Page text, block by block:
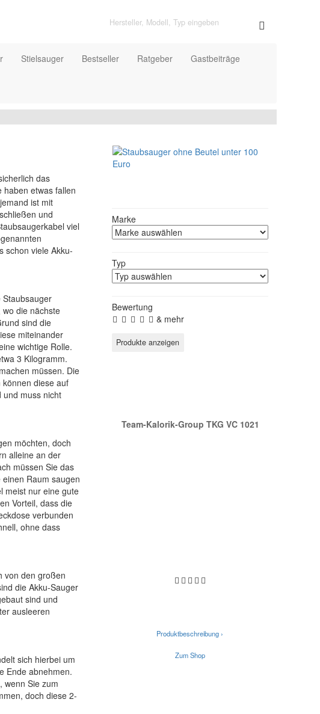
Stielsauger Bestseller Ratgeber Gastbeiträge
das
haben etwas fallen
ist mit
und
viel
schon viele Akku-
Staubsauger
die nächste
sind die
miteinander
wichtige Rolle.
3 Kilogramm.
müssen. Die
diese auf
und muss nicht
möchten, doch
alleine an der
müssen Sie das
Raum saugen
meist nur eine gute
Vorteil, dass die
verbunden
ohne dass
von den großen
die Akku-Sauger
sind und
ausleeren
sich hierbei um
Ende abnehmen.
wenn Sie zum
doch diese 2-
Marke
Typ
Bewertung
& mehr
Team-Kalorik-Group TKG VC 1021
Produktbeschreibung ›
Zum Shop